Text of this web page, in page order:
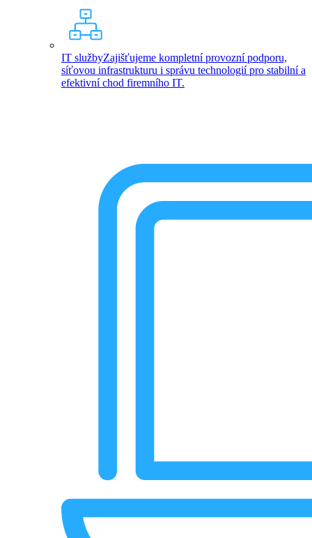
IT službyZajišťujeme kompletní provozní podporu,
síťovou infrastrukturu i správu technologií pro stabilní a
efektivní chod firemního IT.